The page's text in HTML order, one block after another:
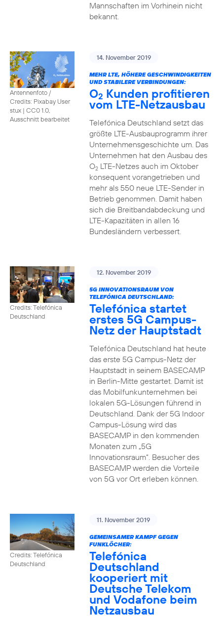
Mannschaften im Vorhinein nicht
bekannt.
Antennenfoto /
Credits: Pixabay User
stux | CC0 1.0,
Ausschnitt bearbeitet
14. November 2019
MEHR LTE, HÖHERE GESCHWINDIGKEITEN
UND STABILERE VERBINDUNGEN:
O2 Kunden profitieren
vom LTE-Netzausbau
Telefónica Deutschland setzt das
größte LTE-Ausbauprogramm ihrer
Unternehmensgeschichte um. Das
Unternehmen hat den Ausbau des
O2LTE-Netzes auch im Oktober
konsequent vorangetrieben und
mehr als 550 neue LTE-Sender in
Betrieb genommen. Damit haben
sich die Breitbandabdeckung und
LTE-Kapazitäten in allen 16
Bundesländern verbessert.
Credits: Telefónica
Deutschland
12. November 2019
5G INNOVATIONSRAUM VON
TELEFÓNICA DEUTSCHLAND:
Telefónica startet
erstes 5G Campus-
Netz der Hauptstadt
Telefónica Deutschland hat heute
das erste 5G Campus-Netz der
Hauptstadt in seinem BASECAMP
in Berlin-Mitte gestartet. Damit ist
das Mobilfunkunternehmen bei
lokalen 5G-Lösungen führend in
Deutschland. Dank der 5G Indoor
Campus-Lösung wird das
BASECAMP in den kommenden
Monaten zum „5G
Innovationsraum“. Besucher des
BASECAMP werden die Vorteile
von 5G vor Ort erleben können.
Credits: Telefónica
Deutschland
11. November 2019
GEMEINSAMER KAMPF GEGEN
FUNKLÖCHER:
Telefónica
Deutschland
kooperiert mit
Deutsche Telekom
und Vodafone beim
Netzausbau